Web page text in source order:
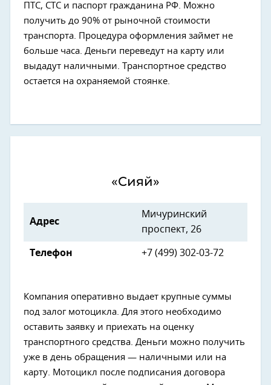
ПТС, СТС и паспорт гражданина РФ. Можно
получить до 90% от рыночной стоимости
транспорта. Процедура оформления займет не
больше часа. Деньги переведут на карту или
выдадут наличными. Транспортное средство
остается на охраняемой стоянке.
«Сияй»
Адрес
Мичуринский
проспект, 26
Телефон +7 (499) 302-03-72
Компания оперативно выдает крупные суммы
под залог мотоцикла. Для этого необходимо
оставить заявку и приехать на оценку
транспортного средства. Деньги можно получить
уже в день обращения — наличными или на
карту. Мотоцикл после подписания договора